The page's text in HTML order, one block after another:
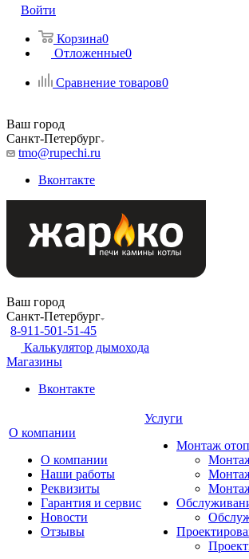
Войти
Корзина0
Отложенные0
Сравнение товаров0
Ваш город
Санкт-Петербург
tmo@rupechi.ru
Вконтакте
Ваш город
Санкт-Петербург
8-911-501-51-45
Калькулятор дымохода
Магазины
Вконтакте
О компании
О компании
Наши работы
Реквизиты
Гарантия и сервис
Новости
Отзывы
Услуги
Монтаж